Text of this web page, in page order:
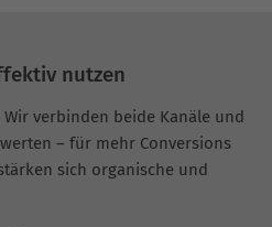
nutzen
Wir verbinden beide Kanäle und
– für mehr Conversions
sich organische und